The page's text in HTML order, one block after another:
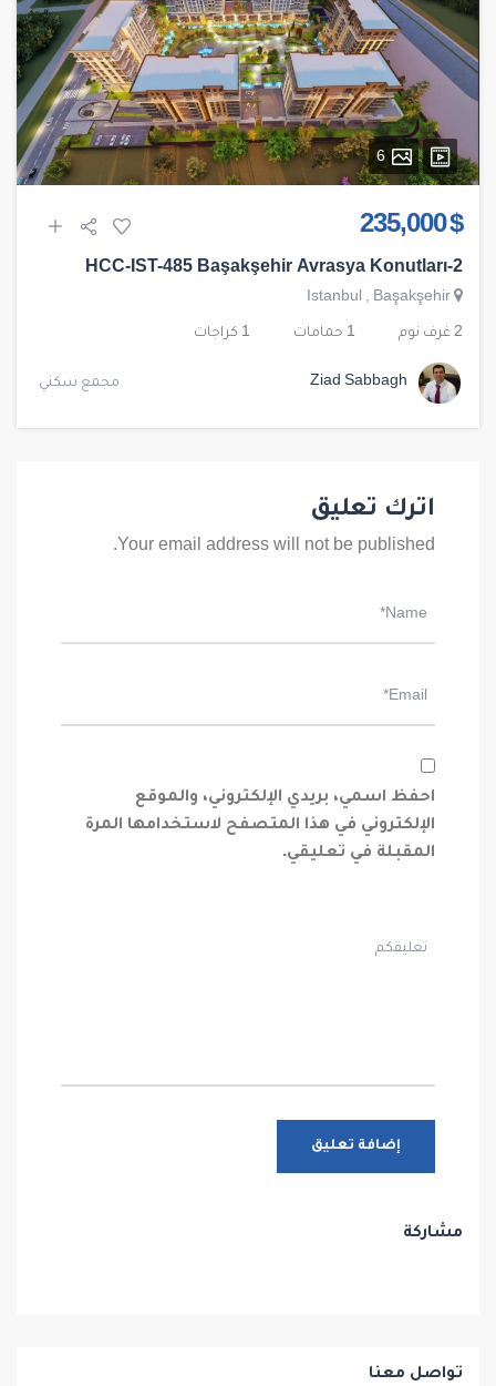
6
$ 235,000
HCC-IST-485 Başakşehir Avrasya Konutları-2
Istanbul , Başakşehir
2 غرف نوم 1 حمامات 1 كراجات
Ziad Sabbagh مجمع سكني
اترك تعليق
Your email address will not be published.
احفظ اسمي، بريدي الإلكتروني، والموقع
الإلكتروني في هذا المتصفح لاستخدامها المرة
المقبلة في تعليقي.
مشاركة
تواصل معنا